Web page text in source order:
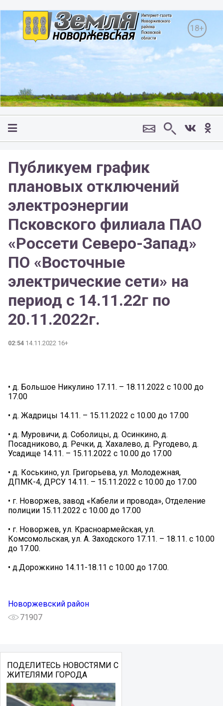
18+
Публикуем график
плановых отключений
электроэнергии
Псковского филиала ПАО
«Россети Северо-Запад»
ПО «Восточные
электрические сети» на
период с 14.11.22г по
20.11.2022г.
02:54 14.11.2022 16+
• д. Большое Никулино 17.11. – 18.11.2022 с 10.00 до
17.00
• д. Жадрицы 14.11. – 15.11.2022 с 10.00 до 17.00
• д. Муровичи, д. Соболицы, д. Осинкино, д.
Посадниково, д. Речки, д. Хахалево, д. Ругодево, д.
Усадище 14.11. – 15.11.2022 с 10.00 до 17.00
• д. Коськино, ул. Григорьева, ул. Молодежная,
ДПМК-4, ДРСУ 14.11. – 15.11.2022 с 10.00 до 17.00
• г. Новоржев, завод «Кабели и провода», Отделение
полиции 15.11.2022 с 10.00 до 17.00
• г. Новоржев, ул. Красноармейская, ул.
Комсомольская, ул. А. Заходского 17.11. – 18.11. с 10.00
до 17.00.
• д.Дорожкино 14.11-18.11 с 10.00 до 17.00.
Новоржевский район
71907
ПОДЕЛИТЕСЬ НОВОСТЯМИ С
ЖИТЕЛЯМИ ГОРОДА